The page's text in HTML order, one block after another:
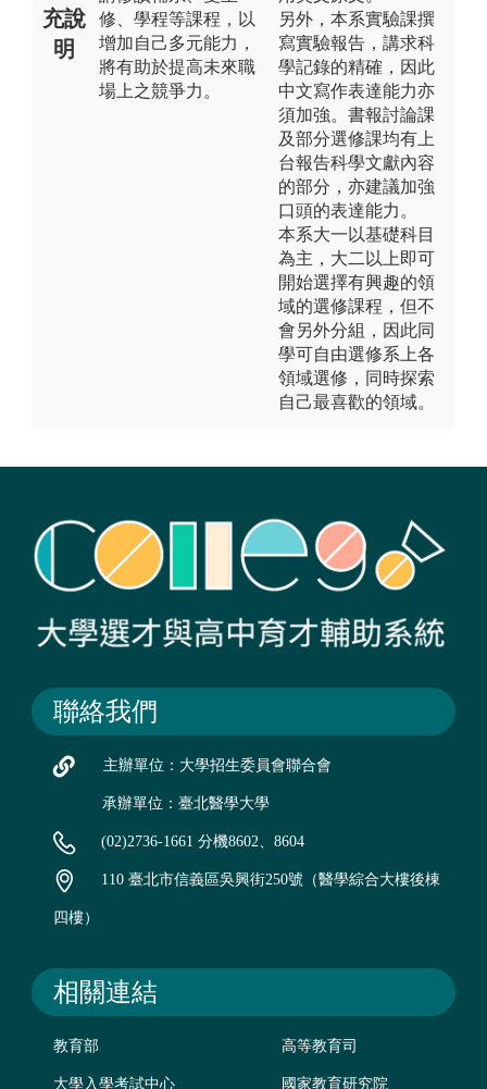
充說
明
修、學程等課程，以
增加自己多元能力，
將有助於提高未來職
場上之競爭力。
另外，本系實驗課撰
寫實驗報告，講求科
學記錄的精確，因此
中文寫作表達能力亦
須加強。書報討論課
及部分選修課均有上
台報告科學文獻內容
的部分，亦建議加強
口頭的表達能力。
本系大一以基礎科目
為主，大二以上即可
開始選擇有興趣的領
域的選修課程，但不
會另外分組，因此同
學可自由選修系上各
領域選修，同時探索
自己最喜歡的領域。
聯絡我們
主辦單位：大學招生委員會聯合會
承辦單位：臺北醫學大學
(02)2736-1661 分機8602、8604
110 臺北市信義區吳興街250號（醫學綜合大樓後棟
四樓）
相關連結
教育部 高等教育司
大學入學考試中心 國家教育研究院